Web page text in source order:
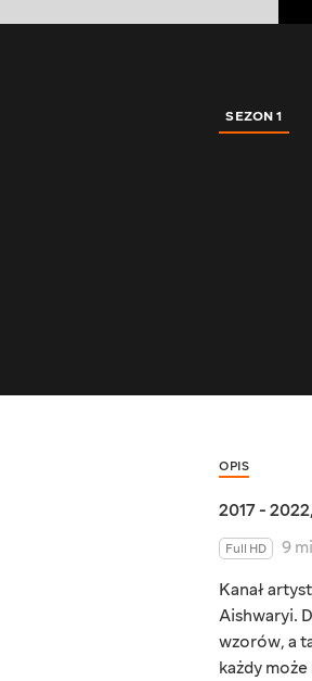
SEZON 1
OPIS
2017 - 2022,
Full HD
9
Kanał
Aishwaryi.
wzorów, a
każdy